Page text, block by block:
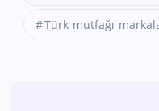
Türk mutfağı